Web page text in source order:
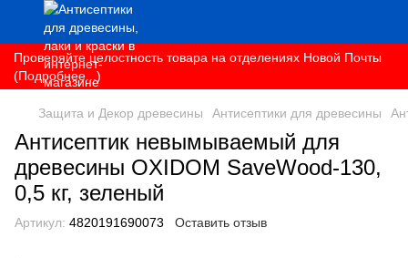
Проверяйте целостность товара на отделениях Новой Почты
(Подробнее...)
Защита и Декор древесины Антисептики для древесины
Антисептик невымываемый для
древесины OXIDOM SaveWood-130,
0,5 кг, зеленый
Артикул: 4820191690073 Оставить отзыв